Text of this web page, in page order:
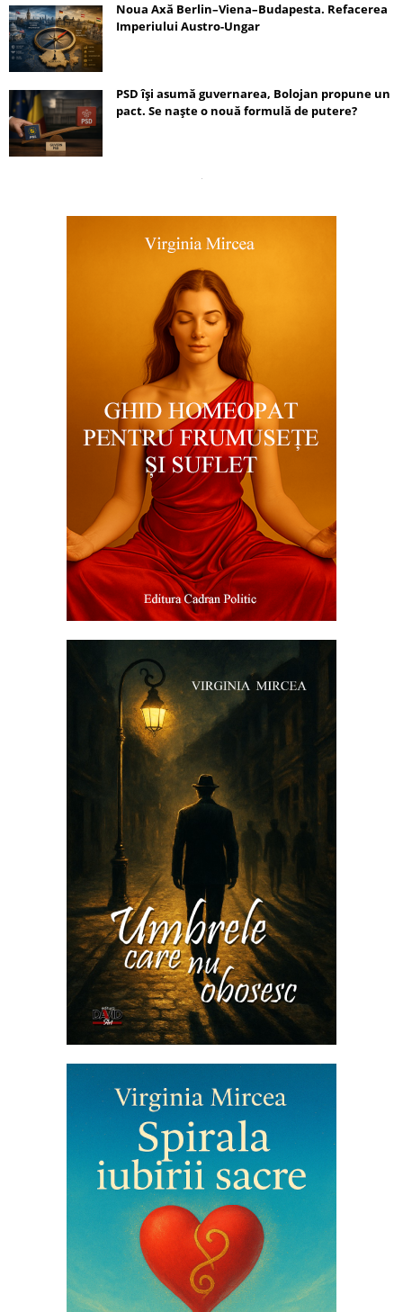
Noua Axă Berlin–Viena–Budapesta. Refacerea
Imperiului Austro-Ungar
PSD își asumă guvernarea, Bolojan propune un
pact. Se naște o nouă formulă de putere?